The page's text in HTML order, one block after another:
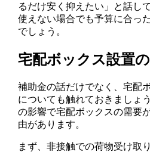
るだけ安く抑えたい」と話し
使えない場合でも予算に合っ
でしょう。
宅配ボックス設置
補助金の話だけでなく、宅配
についても触れておきましょ
の影響で宅配ボックスの需要
由があります。
まず、非接触での荷物受け取